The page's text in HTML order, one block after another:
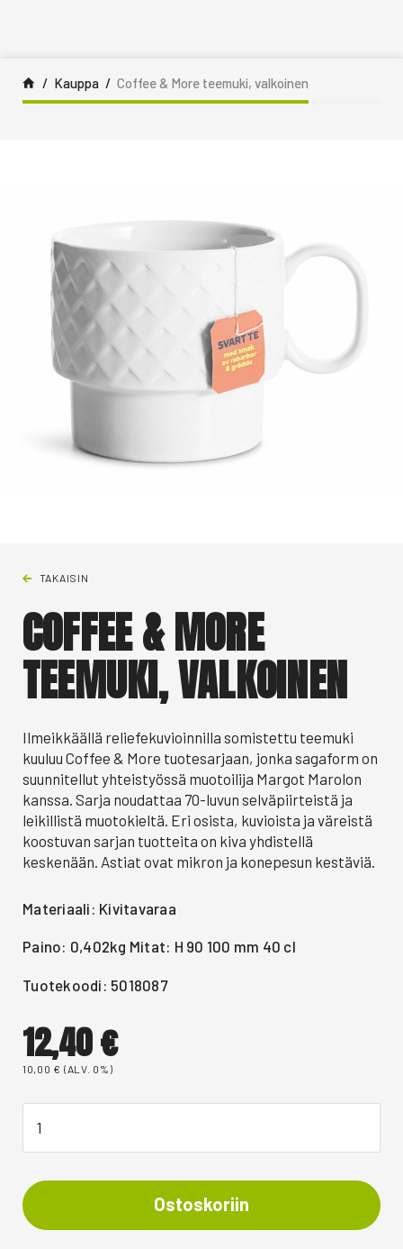
Kauppa Coffee & More teemuki, valkoinen
TAKAISIN
COFFEE & MORE
TEEMUKI, VALKOINEN
Ilmeikkäällä reliefekuvioinnilla somistettu teemuki
kuuluu Coffee & More tuotesarjaan, jonka sagaform on
suunnitellut yhteistyössä muotoilija Margot Marolon
kanssa. Sarja noudattaa 70-luvun selväpiirteistä ja
leikillistä muotokieltä. Eri osista, kuvioista ja väreistä
koostuvan sarjan tuotteita on kiva yhdistellä
keskenään. Astiat ovat mikron ja konepesun kestäviä.
Materiaali: Kivitavaraa
Paino: 0,402kg Mitat: H 90 100 mm 40 cl
Tuotekoodi: 5018087
12,40€
10,00 € (ALV. 0%)
Ostoskoriin